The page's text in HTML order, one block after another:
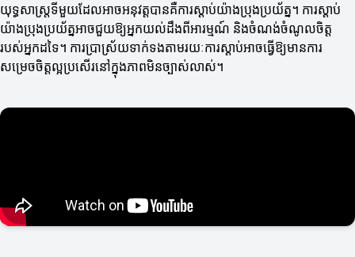
យុទ្ធសាស្ត្រទីមួយដែលអាចអនុវត្តបានគឺការស្ដាប់យ៉ាងប្រុងប្រយ័ត្ន។ ការស្ដាប់
យ៉ាងប្រុងប្រយ័ត្នអាចជួយឱ្យអ្នកយល់ដឹងពីអារម្មណ៍ និងចំណង់ចំណូលចិត្ត
របស់អ្នកដទៃ។ ការប្រាស្រ័យទាក់ទងតាមរយៈការស្ដាប់អាចធ្វើឱ្យមានការ
សម្រេចចិត្តល្អប្រសើរនៅក្នុងភាពមិនច្បាស់លាស់។